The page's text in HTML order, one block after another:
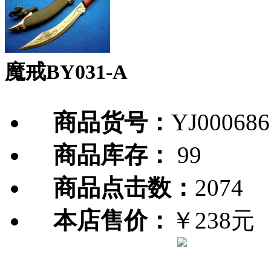
魔戒BY031-A
商品货号： YJ000686
商品库存：
99
商品点击数： 2074
本店售价： ￥238元